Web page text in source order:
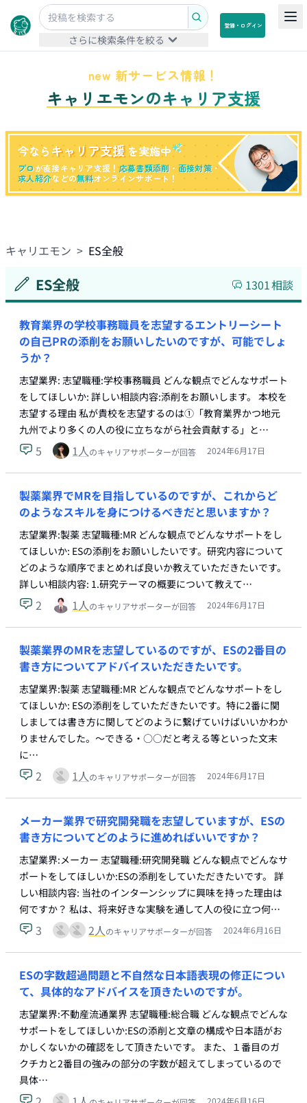
さらに検索条件を絞る
登録・ログイン
new 新サービス情報！
キャリエモンのキャリア支援
今なら キャリア支援 を実施中
プロが直接キャリア支援！応募書類添削 ・ 面接対策・
求人紹介などの無料オンラインサポート！
キャリエモン > ES全般
ES全般 1301相談
教育業界の学校事務職員を志望するエントリーシート
の自己PRの添削をお願いしたいのですが、可能でしょ
うか？
志望業界: 志望職種:学校事務職員 どんな観点でどんなサポート
をしてほしいか: 詳しい相談内容:添削をお願いします。 本校を
志望する理由 私が貴校を志望するのは①「教育業界かつ地元
九州でより多くの人の役に立ちながら社会貢献する」と…
5 1人のキャリアサポーターが回答 2024年6月17日
製薬業界でMRを目指しているのですが、これからど
のようなスキルを身につけるべきだと思いますか？
志望業界:製薬 志望職種:MR どんな観点でどんなサポートをし
てほしいか: ESの添削をお願いしたいです。研究内容について
どのような順序でまとめれば良いか教えていただきたいです。
詳しい相談内容: 1.研究テーマの概要について教えて…
2 1人のキャリアサポーターが回答 2024年6月17日
製薬業界のMRを志望しているのですが、ESの2番目の
書き方についてアドバイスいただきたいです。
志望業界:製薬 志望職種:MR どんな観点でどんなサポートをし
てほしいか: ESの添削をしていただきたいです。特に2番に関
しましては書き方に関してどのように繋げていけばいいかわか
りませんでした。〜できる・○○だと考える等といった文末
に…
2 1人のキャリアサポーターが回答 2024年6月17日
メーカー業界で研究開発職を志望していますが、ESの
書き方についてどのように進めればいいですか？
志望業界:メーカー 志望職種:研究開発職 どんな観点でどんなサ
ポートをしてほしいか:ESの添削をしていただきたいです。 詳
しい相談内容: 当社のインターンシップに興味を持った理由は
何ですか？ 私は、将来好きな実験を通して人の役に立つ何…
3 2人のキャリアサポーターが回答 2024年6月16日
ESの字数超過問題と不自然な日本語表現の修正につい
て、具体的なアドバイスを頂きたいのですが。
志望業界:不動産流通業界 志望職種:総合職 どんな観点でどんな
サポートをしてほしいか:ESの添削と文章の構成や日本語がお
かしくないかの確認をして頂きたいです。 また、１番目のガ
クチカと2番目の強みの部分の字数が超えてしまっているので
具体…
2024年6月16日